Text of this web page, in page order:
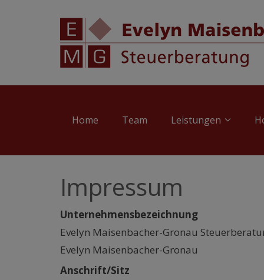
Home Team Leistungen
Impressum
Unternehmensbezeichnung
Evelyn Maisenbacher-Gronau
Evelyn Maisenbacher-Gronau
Anschrift/Sitz